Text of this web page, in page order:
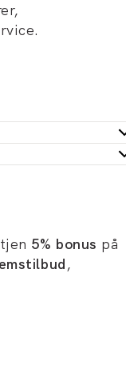
5% bonus på
,